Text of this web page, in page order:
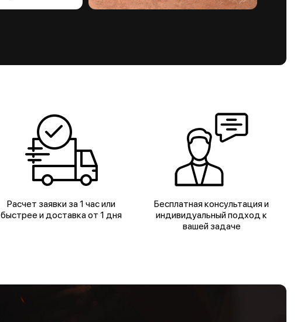
Расчет заявки за 1 час или
быстрее и доставка от 1 дня
Бесплатная консультация и
индивидуальный подход к
вашей задаче